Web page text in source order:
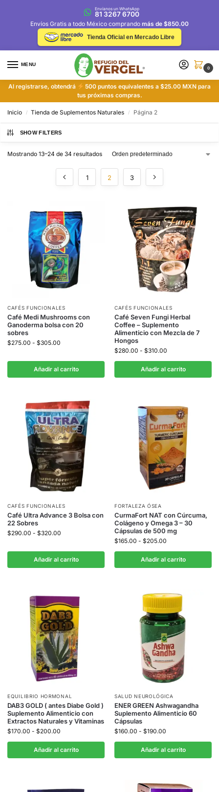
Envíanos un WhatsApp
81 3267 6700
Envíos Gratis a todo México comprando más de $850.00
Tienda Oficial en Mercado Libre
MENU
0
Al registrarse, obtendrá
500 puntos equivalentes a $25.00 MXN para
tus próximas compras.
Inicio / Tienda de Suplementos Naturales / Página 2
SHOW FILTERS
Mostrando 13–24 de 34 resultados
1 2 3
CAFÉS FUNCIONALES
Café Medi Mushrooms con
Ganoderma bolsa con 20
sobres
$275.00 - $305.00
Añadir al carrito
CAFÉS FUNCIONALES
Café Seven Fungi Herbal
Coffee – Suplemento
Alimenticio con Mezcla de 7
Hongos
$280.00 - $310.00
Añadir al carrito
CAFÉS FUNCIONALES
Café Ultra Advance 3 Bolsa con
22 Sobres
$290.00 - $320.00
Añadir al carrito
FORTALEZA ÓSEA
CurmaFort NAT con Cúrcuma,
Colágeno y Omega 3 – 30
Cápsulas de 500 mg
$165.00 - $205.00
Añadir al carrito
EQUILIBRIO HORMONAL
DAB3 GOLD ( antes Diabe Gold )
Suplemento Alimenticio con
Extractos Naturales y Vitaminas
$170.00 - $200.00
Añadir al carrito
SALUD NEUROLÓGICA
ENER GREEN Ashwagandha
Suplemento Alimenticio 60
Cápsulas
$160.00 - $190.00
Añadir al carrito